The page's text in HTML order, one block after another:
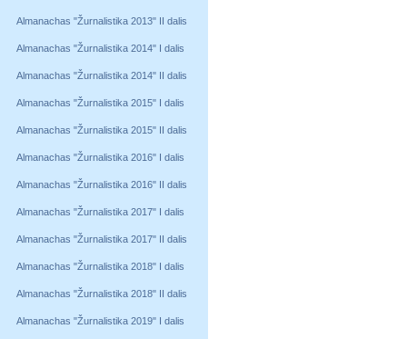
Almanachas "Žurnalistika 2013" II dalis
Almanachas "Žurnalistika 2014" I dalis
Almanachas "Žurnalistika 2014" II dalis
Almanachas "Žurnalistika 2015" I dalis
Almanachas "Žurnalistika 2015" II dalis
Almanachas "Žurnalistika 2016" I dalis
Almanachas "Žurnalistika 2016" II dalis
Almanachas "Žurnalistika 2017" I dalis
Almanachas "Žurnalistika 2017" II dalis
Almanachas "Žurnalistika 2018" I dalis
Almanachas "Žurnalistika 2018" II dalis
Almanachas "Žurnalistika 2019" I dalis